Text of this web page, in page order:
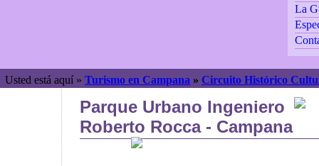
La
Usted está aquí » Turismo en Campana » Circuito Histórico
Parque Urbano Ingeniero
Roberto Rocca - Campana